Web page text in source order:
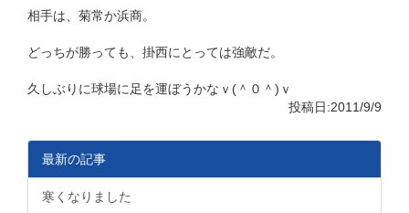
相手は、菊常か浜商。
どっちが勝っても、掛西にとっては強敵だ。
久しぶりに球場に足を運ぼうかなｖ(＾０＾)ｖ
投稿日:2011/9/9
最新の記事
寒くなりました